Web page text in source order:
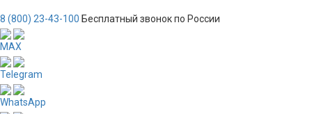
8 (800) 23-43-100 Бесплатный звонок по России
MAX
Telegram
WhatsApp